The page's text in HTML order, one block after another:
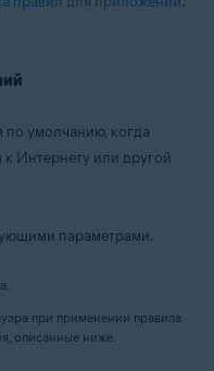
умолчанию, когда
Интернету или другой
параметрами.
при применении правила.
описанные ниже.